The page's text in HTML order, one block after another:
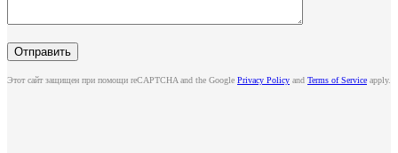
Этот сайт защищен при помощи reCAPTCHA and the Google Privacy Policy and Terms of Service apply.